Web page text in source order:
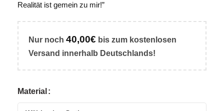
Realität ist gemein zu mir!”
Nur noch 40,00€ bis zum kostenlosen
Versand innerhalb Deutschlands!
Material